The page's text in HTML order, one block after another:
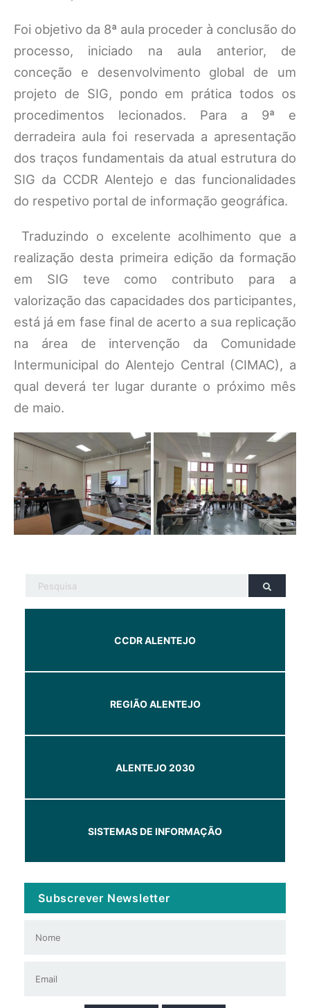
Foi objetivo da 8ª aula proceder à conclusão do
processo, iniciado na aula anterior, de
conceção e desenvolvimento global de um
projeto de SIG, pondo em prática todos os
procedimentos lecionados. Para a 9ª e
derradeira aula foi reservada a apresentação
dos traços fundamentais da atual estrutura do
SIG da CCDR Alentejo e das funcionalidades
do respetivo portal de informação geográfica.
Traduzindo o excelente acolhimento que a
realização desta primeira edição da formação
em SIG teve como contributo para a
valorização das capacidades dos participantes,
está já em fase final de acerto a sua replicação
na área de intervenção da Comunidade
Intermunicipal do Alentejo Central (CIMAC), a
qual deverá ter lugar durante o próximo mês
de maio.
CCDR ALENTEJO
REGIÃO ALENTEJO
ALENTEJO 2030
SISTEMAS DE INFORMAÇÃO
Subscrever Newsletter